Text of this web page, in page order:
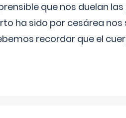
que nos duelan
ha sido por cesárea nos
recordar que el